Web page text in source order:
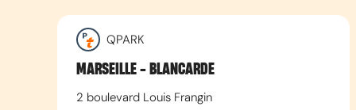
QPARK
MARSEILLE - BLANCARDE
2 boulevard Louis Frangin